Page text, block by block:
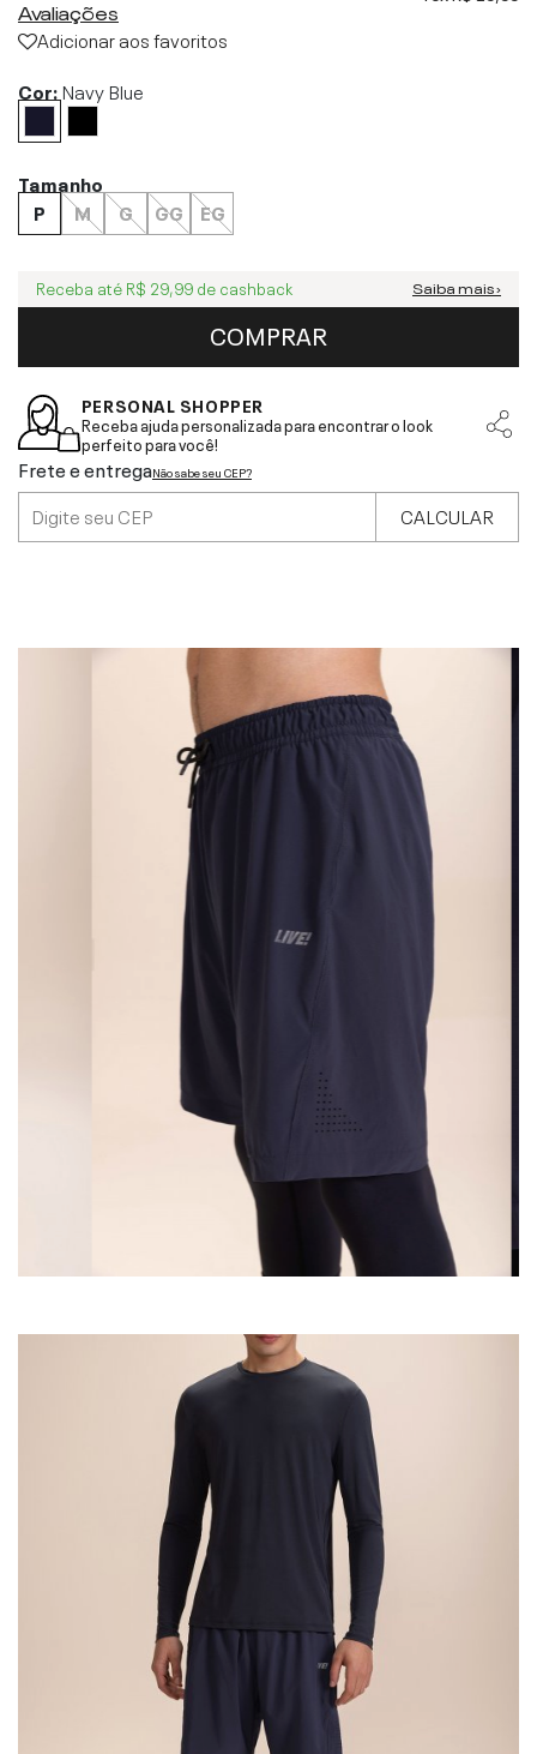
Avaliações
Adicionar aos favoritos
Cor:Navy Blue
Tamanho
P
M G GG EG
Receba até R$ 29,99 de cashback Saiba mais ›
COMPRAR
PERSONAL SHOPPER
Receba ajuda personalizada para encontrar o look
perfeito para você!
Frete e entregaNão sabe seu CEP?
CALCULAR